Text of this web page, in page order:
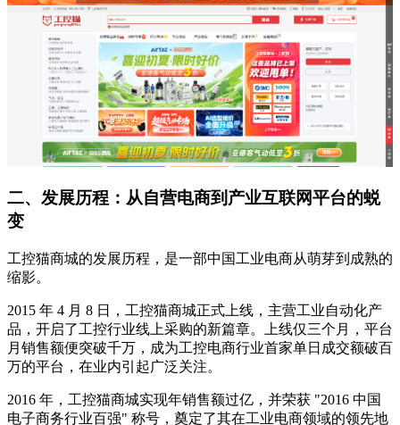
二、发展历程：从自营电商到产业互联网平台的蜕
变
工控猫商城的发展历程，是一部中国工业电商从萌芽到成熟的
缩影。
2015 年 4 月 8 日，工控猫商城正式上线，主营工业自动化产
品，开启了工控行业线上采购的新篇章。上线仅三个月，平台
月销售额便突破千万，成为工控电商行业首家单日成交额破百
万的平台，在业内引起广泛关注。
2016 年，工控猫商城实现年销售额过亿，并荣获 "2016 中国
电子商务行业百强" 称号，奠定了其在工业电商领域的领先地